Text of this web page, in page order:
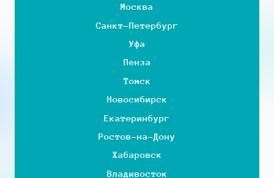
Москва
Санкт-Петербург
Уфа
Пенза
Томск
Новосибирск
Екатеринбург
Ростов-на-Дону
Хабаровск
Владивосток